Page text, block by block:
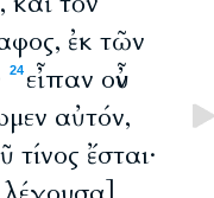
ἐκ τῶν
24 εἶπαν οὖν
αὐτόν,
ἔσται·